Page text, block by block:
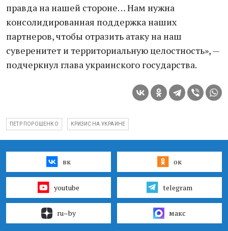
правда на нашей стороне… Нам нужна
консолидированная поддержка наших
партнеров, чтобы отразить атаку на наш
суверенитет и территориальную целостность», —
подчеркнул глава украинского государства.
ПЕТР ПОРОШЕНКО КРИЗИС НА УКРАИНЕ
вк ок
youtube telegram
ru–by макс